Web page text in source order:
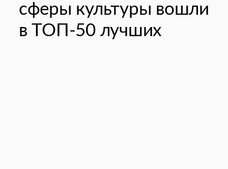
сферы культуры вошли
в ТОП-50 лучших